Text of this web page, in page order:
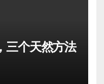
三个天然方法